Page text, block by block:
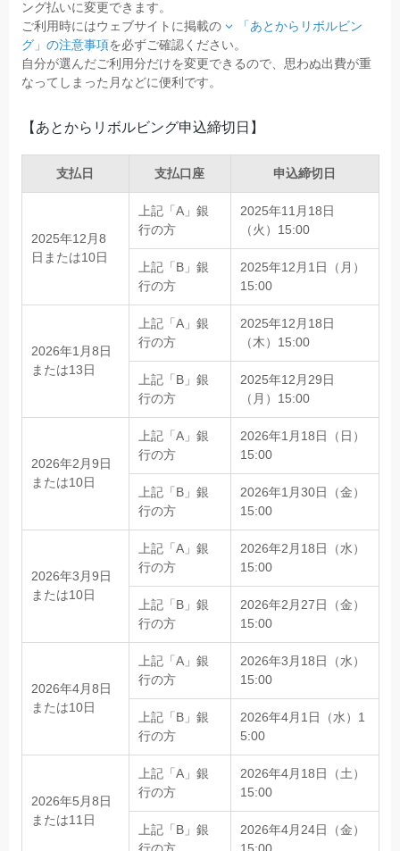
ング払いに変更できます。
ご利用時にはウェブサイトに掲載の
「あとからリボルビン
グ」の注意事項を必ずご確認ください。
自分が選んだご利用分だけを変更できるので、思わぬ出費が重
なってしまった月などに便利です。
【あとからリボルビング申込締切日】
支払日 支払口座 申込締切日
2025年12月8
日または10日
上記「A」銀
行の方
2025年11月18日
（火）15:00
上記「B」銀
行の方
2025年12月1日（月）
15:00
2026年1月8日
または13日
上記「A」銀
行の方
2025年12月18日
（木）15:00
上記「B」銀
行の方
2025年12月29日
（月）15:00
2026年2月9日
または10日
上記「A」銀
行の方
2026年1月18日（日）
15:00
上記「B」銀
行の方
2026年1月30日（金）
15:00
2026年3月9日
または10日
上記「A」銀
行の方
2026年2月18日（水）
15:00
上記「B」銀
行の方
2026年2月27日（金）
15:00
2026年4月8日
または10日
上記「A」銀
行の方
2026年3月18日（水）
15:00
上記「B」銀
行の方
2026年4月1日（水）1
5:00
2026年5月8日
または11日
上記「A」銀
行の方
2026年4月18日（土）
15:00
上記「B」銀
2026年4月24日（金）